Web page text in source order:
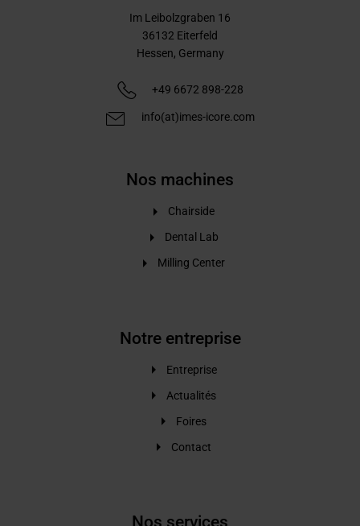
Im Leibolzgraben 16
36132 Eiterfeld
Hessen, Germany
+49 6672 898-228
info(at)imes-icore.com
Nos machines
Chairside
Dental Lab
Milling Center
Notre entreprise
Entreprise
Actualités
Foires
Contact
Nos services